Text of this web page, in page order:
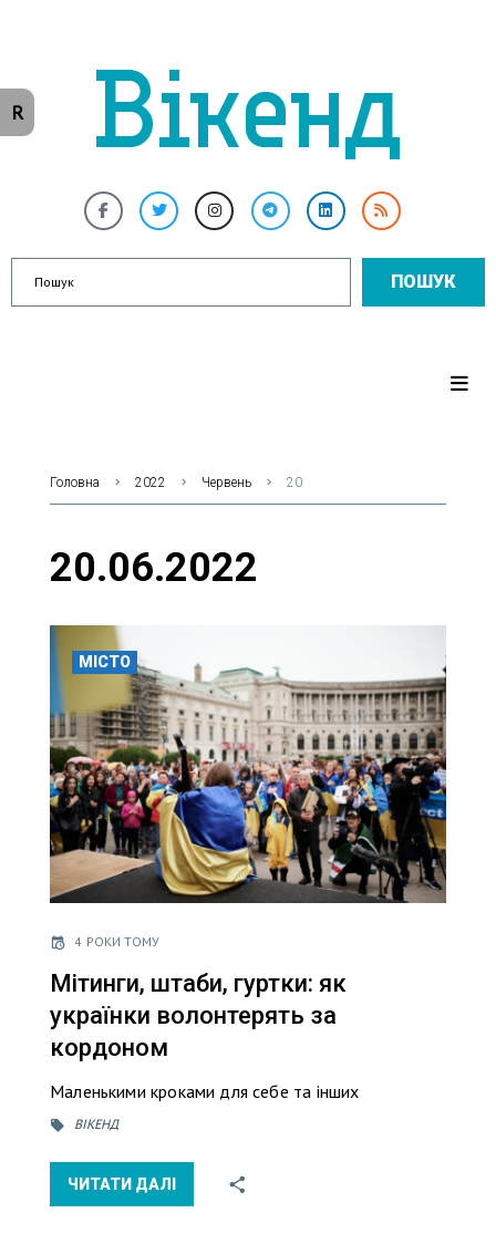
ПОШУК
Головна 2022 Червень 20
20.06.2022
МІСТО
4 РОКИ ТОМУ
Мітинги, штаби, гуртки: як
українки волонтерять за
кордоном
Маленькими кроками для себе та інших
ВІКЕНД
ЧИТАТИ ДАЛІ
R